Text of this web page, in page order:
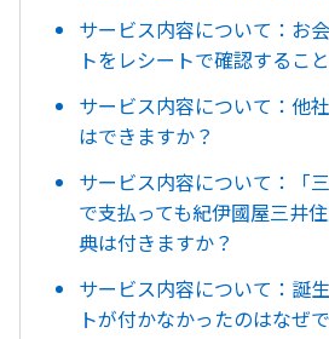
サービス内容について：お
トをレシートで確認するこ
サービス内容について：他
はできますか？
サービス内容について：「
で支払っても紀伊國屋三井
典は付きますか？
サービス内容について：誕
トが付かなかったのはなぜ